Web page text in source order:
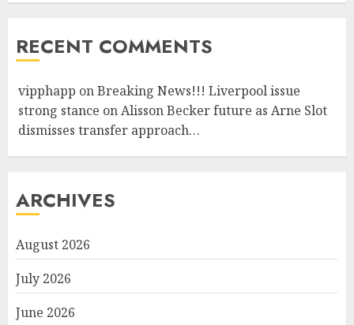
RECENT COMMENTS
vipphapp onBreaking News!!! Liverpool issue
strong stance on Alisson Becker future as Arne Slot
dismisses transfer approach…
ARCHIVES
August 2026
July 2026
June 2026